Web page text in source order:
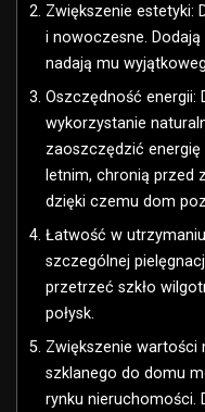
Zwiększenie estetyki:
i nowoczesne.
nadają mu
Oszczędność energii:
wykorzystanie
zaoszczędzić
letnim, chronią przed
dzięki czemu dom
Łatwość w
szczególnej
przetrzeć szkło
połysk.
Zwiększenie wartości
szklanego do domu
rynku nieruchomości.